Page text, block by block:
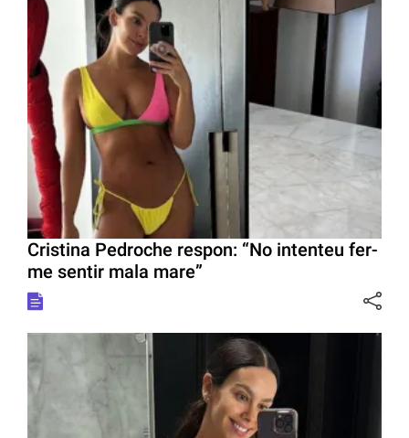
Cristina Pedroche respon: “No intenteu fer-
me sentir mala mare”